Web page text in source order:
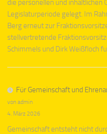
die personellen und inhaltlichen
Legislaturperiode gelegt. Im
Berg erneut zur
stellvertretende
Schimmels und Dirk Weißfloch
Für Gemeinschaft und
von admin
4. März 2026
Gemeinschaft entsteht nicht